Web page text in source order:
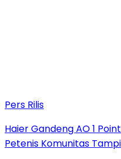
Pers Rilis
Haier Gandeng AO 1
Petenis Komunitas